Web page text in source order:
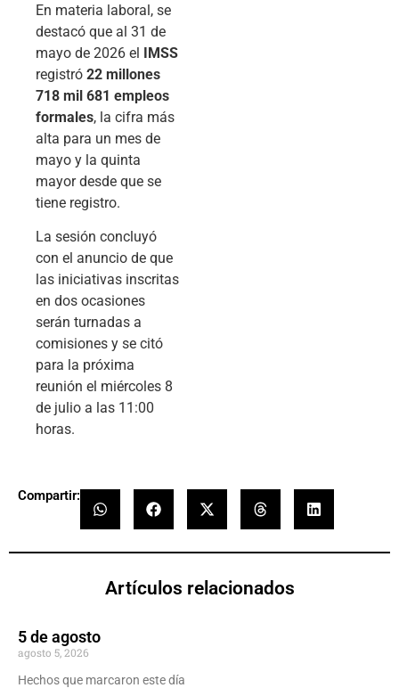
En materia laboral, se
destacó que al 31 de
mayo de 2026 el IMSS
registró 22 millones
718 mil 681 empleos
formales, la cifra más
alta para un mes de
mayo y la quinta
mayor desde que se
tiene registro.
La sesión concluyó
con el anuncio de que
las iniciativas inscritas
en dos ocasiones
serán turnadas a
comisiones y se citó
para la próxima
reunión el miércoles 8
de julio a las 11:00
horas.
Compartir:
Artículos relacionados
5 de agosto
agosto 5, 2026
Hechos que marcaron este día